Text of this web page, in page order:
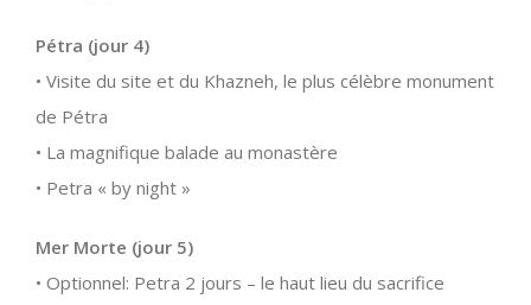
Pétra (jour 4)
• Visite du site et du Khazneh, le plus célèbre monument
de Pétra
• La magnifique balade au monastère
• Petra « by night »
Mer Morte (jour 5)
• Optionnel: Petra 2 jours – le haut lieu du sacrifice